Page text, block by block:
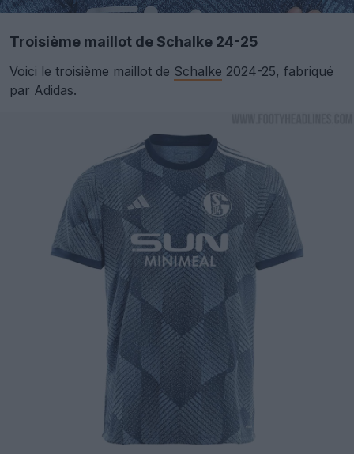
Troisième maillot de Schalke 24-25
Voici le troisième maillot de Schalke 2024-25, fabriqué
par Adidas.